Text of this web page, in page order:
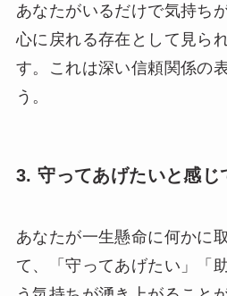
あなたがいるだけで気持ち
心に戻れる存在として見ら
す。これは深い信頼関係の
う。
3. 守ってあげたいと感じ
あなたが一生懸命に何かに
て、「守ってあげたい」「